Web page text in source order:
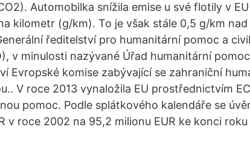
Automobilka snížila emise u své flotily v
kilometr (g/km). To je však stále 0,5 g/km nad
ředitelství pro humanitární pomoc a
v minulosti nazývané Úřad humanitární
Evropské komise zabývající se zahraniční
V roce 2013 vynaložila EU prostřednictvím
pomoc. Podle splátkového kalendáře se
v roce 2002 na 95,2 milionu EUR ke konci roku